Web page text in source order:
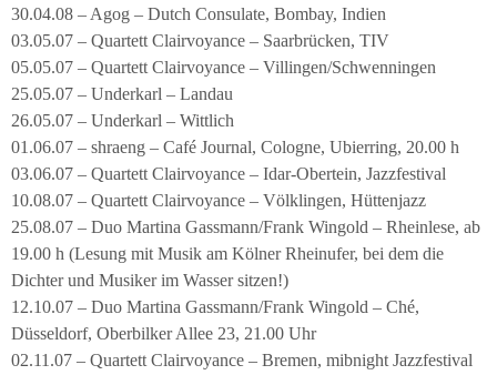
30.04.08 – Agog – Dutch Consulate, Bombay, Indien
03.05.07 – Quartett Clairvoyance – Saarbrücken, TIV
05.05.07 – Quartett Clairvoyance – Villingen/Schwenningen
25.05.07 – Underkarl – Landau
26.05.07 – Underkarl – Wittlich
01.06.07 – shraeng – Café Journal, Cologne, Ubierring, 20.00 h
03.06.07 – Quartett Clairvoyance – Idar-Obertein, Jazzfestival
10.08.07 – Quartett Clairvoyance – Völklingen, Hüttenjazz
25.08.07 – Duo Martina Gassmann/Frank Wingold – Rheinlese, ab
19.00 h (Lesung mit Musik am Kölner Rheinufer, bei dem die
Dichter und Musiker im Wasser sitzen!)
12.10.07 – Duo Martina Gassmann/Frank Wingold – Ché,
Düsseldorf, Oberbilker Allee 23, 21.00 Uhr
02.11.07 – Quartett Clairvoyance – Bremen, mibnight Jazzfestival